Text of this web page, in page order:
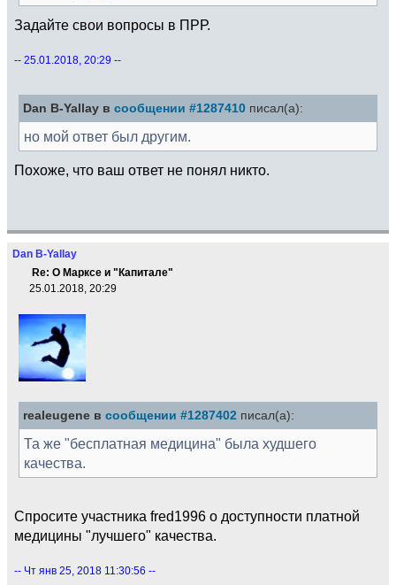
Задайте свои вопросы в ПРР.
-- 25.01.2018, 20:29 --
Dan B-Yallay в сообщении #1287410 писал(а):
но мой ответ был другим.
Похоже, что ваш ответ не понял никто.
Dan B-Yallay
Re: О Марксе и "Капитале"
25.01.2018, 20:29
realeugene в сообщении #1287402 писал(а):
Та же "бесплатная медицина" была худшего
качества.
Спросите участника fred1996 о доступности платной
медицины "лучшего" качества.
-- Чт янв 25, 2018 11:30:56 --